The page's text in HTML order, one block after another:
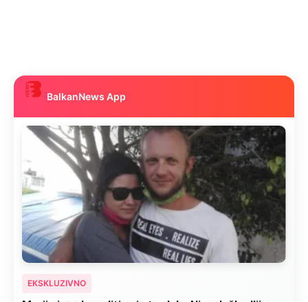
BalkanNews App
EKSKLUZIVNO